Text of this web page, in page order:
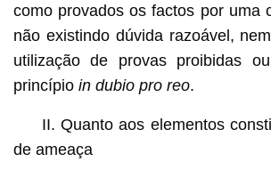
como provados os factos por uma
não existindo dúvida razoável,
utilização de provas proibidas
princípio in dubio pro reo.
II. Quanto aos elementos
de ameaça